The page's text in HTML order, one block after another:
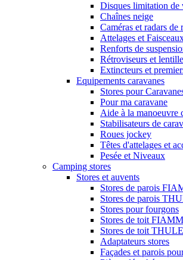
Disques limitation de
Chaînes neige
Caméras et radars de
Attelages et
Renforts de
Rétroviseurs et
Extincteurs et
Equipements caravanes
Stores pour
Pour ma caravane
Aide à la manoeuvre
Stabilisateurs de
Roues jockey
Têtes d'attelages et
Pesée et Niveaux
Camping stores
Stores et auvents
Stores de parois
Stores de parois
Stores pour fourgons
Stores de toit
Stores de toit THULE
Adaptateurs stores
Façades et parois